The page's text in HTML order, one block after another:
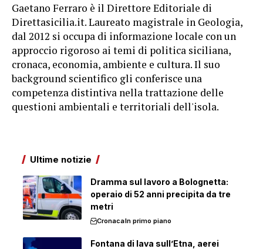
Gaetano Ferraro è il Direttore Editoriale di
Direttasicilia.it. Laureato magistrale in Geologia,
dal 2012 si occupa di informazione locale con un
approccio rigoroso ai temi di politica siciliana,
cronaca, economia, ambiente e cultura. Il suo
background scientifico gli conferisce una
competenza distintiva nella trattazione delle
questioni ambientali e territoriali dell'isola.
Ultime notizie
Dramma sul lavoro a Bolognetta:
operaio di 52 anni precipita da tre
metri
CronacaIn primo piano
Fontana di lava sull’Etna, aerei